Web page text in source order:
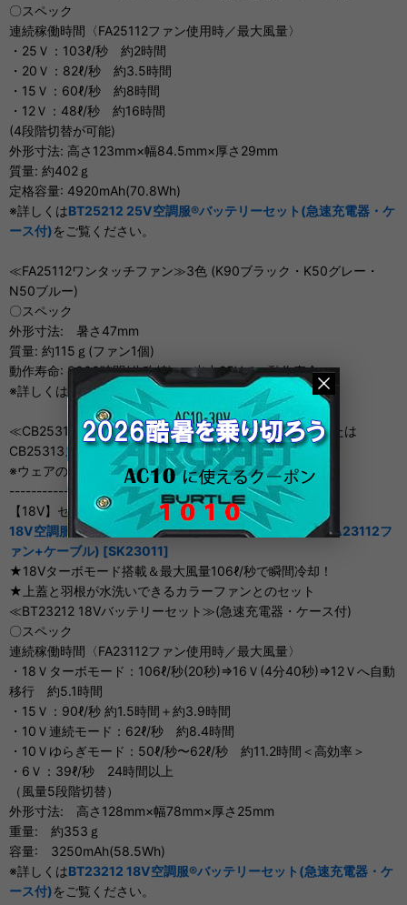
〇スペック
連続稼働時間〈FA25112ファン使用時／最大風量〉
・25Ｖ：103ℓ/秒 約2時間
・20Ｖ：82ℓ/秒 約3.5時間
・15Ｖ：60ℓ/秒 約8時間
・12Ｖ：48ℓ/秒 約16時間
(4段階切替が可能)
外形寸法: 高さ123mm×幅84.5mm×厚さ29mm
質量: 約402ｇ
定格容量: 4920mAh(70.8Wh)
※詳しくはBT25212 25V空調服®バッテリーセット(急速充電器・ケ
ース付)をご覧ください。
≪FA25112ワンタッチファン≫3色 (K90ブラック・K50グレー・
N50ブルー)
〇スペック
外形寸法: 暑さ47mm
質量: 約115ｇ(ファン1個)
動作寿命: 3000時間(公称値) ※出力25Vでの動作寿命
※詳しくは FA25112ワンタッチファンをご覧ください。
≪CB25311ケーブル または CB25312ロングケーブル または
CB25313ズボン用ケーブル≫
※ウェアの種類、サイズによっていずれかを付属します※
-----------------------
【18V】セット
18V空調服(R)スターターキット(BT23212バッテリー+FA23112フ
ァン+ケーブル) [SK23011]
★18Vターボモード搭載＆最大風量106ℓ/秒で瞬間冷却！
★上蓋と羽根が水洗いできるカラーファンとのセット
≪BT23212 18Vバッテリーセット≫(急速充電器・ケース付)
〇スペック
連続稼働時間〈FA23112ファン使用時／最大風量〉
・18Ｖターボモード：106ℓ/秒(20秒)⇒16Ｖ(4分40秒)⇒12Ｖへ自動
移行 約5.1時間
・15Ｖ：90ℓ/秒 約1.5時間＋約3.9時間
・10Ｖ連続モード：62ℓ/秒 約8.4時間
・10Ｖゆらぎモード：50ℓ/秒〜62ℓ/秒 約11.2時間＜高効率＞
・6Ｖ：39ℓ/秒 24時間以上
（風量5段階切替）
外形寸法: 高さ128mm×幅78mm×厚さ25mm
重量: 約353ｇ
容量: 3250mAh(58.5Wh)
※詳しくはBT23212 18V空調服®バッテリーセット(急速充電器・ケ
ース付)をご覧ください。